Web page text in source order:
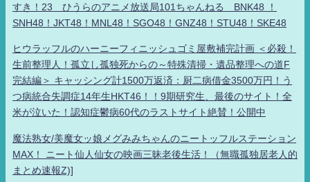
すき！23 ひうらのアニメ放送局101ちゃんねる BNK48 ！
SNH48！JKT48！MNL48！SGO48！GNZ48！STU48！SKE48
ヒウラッフルのハーニーフィニッシュゴミ屋敷補完計画 ＜必殺！
生前整理人！孤立し孤独死からの～特殊清掃・遺品整理への道F
完結編＞ キャッシング計1500万返済：厨二病借金3500万円！う
つ病統合失調症14年生HKT46！！9期研究生、最後のサイト！全
米が泣いた！認知症鬱病60代のラストサイト絶賛！公開中
魔法熟女/美魔女ッ娘メグみみちゃんのニートッフルステーション
MAX！ ニート仙人仙女の映画三昧老後生活！（無職孤独居老人的
まとめ速報Z)]